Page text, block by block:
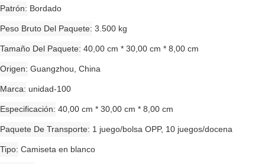
Patrón Bordado
Peso Bruto Del Paquete 3.500 kg
Tamaño Del Paquete 40,00 cm * 30,00 cm * 8,00 cm
Origen Guangzhou, China
Marca unidad-100
Especificación 40,00 cm * 30,00 cm * 8,00 cm
Paquete De Transporte 1 juego/bolsa OPP, 10 juegos/docena
Tipo Camiseta en blanco